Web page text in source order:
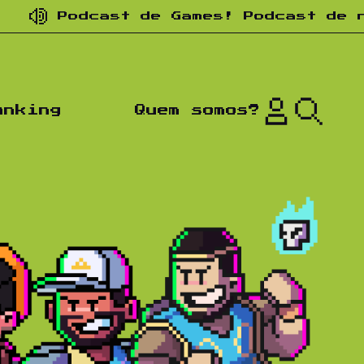
Podcast de Games! Podcast de
Quem somos?